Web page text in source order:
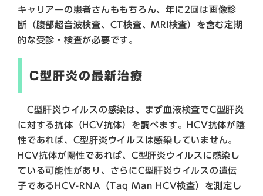
キャリアーの患者さんももちろん、年に2回は画像診
断（腹部超音波検査、CT検査、MRI検査）を含む定期
的な受診・検査が必要です。
C型肝炎の最新治療
C型肝炎ウイルスの感染は、まず血液検査でC型肝炎
に対する抗体（HCV抗体）を調べます。HCV抗体が陰
性であれば、C型肝炎ウイルスは感染していません。
HCV抗体が陽性であれば、C型肝炎ウイルスに感染し
ている可能性があり、さらにC型肝炎ウイルスの遺伝
子であるHCV-RNA（Taq Man HCV検査）を測定し